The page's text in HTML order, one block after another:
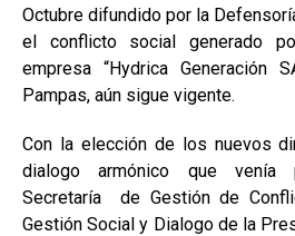
Octubre difundido por la
el conflicto social generado
empresa “Hydrica Generación
Pampas, aún sigue vigente.
Con la elección de los nuevos
dialogo armónico que venía
Secretaría de Gestión de
Gestión Social y Dialogo de la